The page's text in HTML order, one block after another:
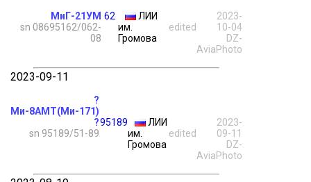
МиГ-21УМ
sn 08695162/062-
08
62
ЛИИ
им.
Громова
edited
2023-
10-04
DZ-
AviaPhoto
2023-09-11
?
Ми-8АМТ(Ми-171)
?
sn 95189/51-89
95189
ЛИИ
им.
Громова
edited
2023-
09-11
DZ-
AviaPhoto